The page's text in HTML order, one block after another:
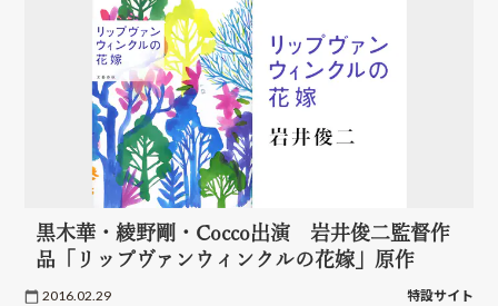
黒木華・綾野剛・Cocco出演 岩井俊二監督作
品「リップヴァンウィンクルの花嫁」原作
2016.02.29 特設サイト